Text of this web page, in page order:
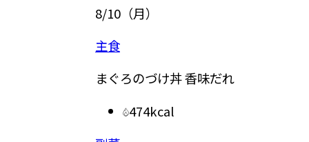
）
まぐろのづけ丼 香味だれ
474kcal